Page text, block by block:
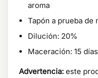
aroma
Tapón a prueba de
Dilución: 20%
Maceración: 15 días
Advertencia: este